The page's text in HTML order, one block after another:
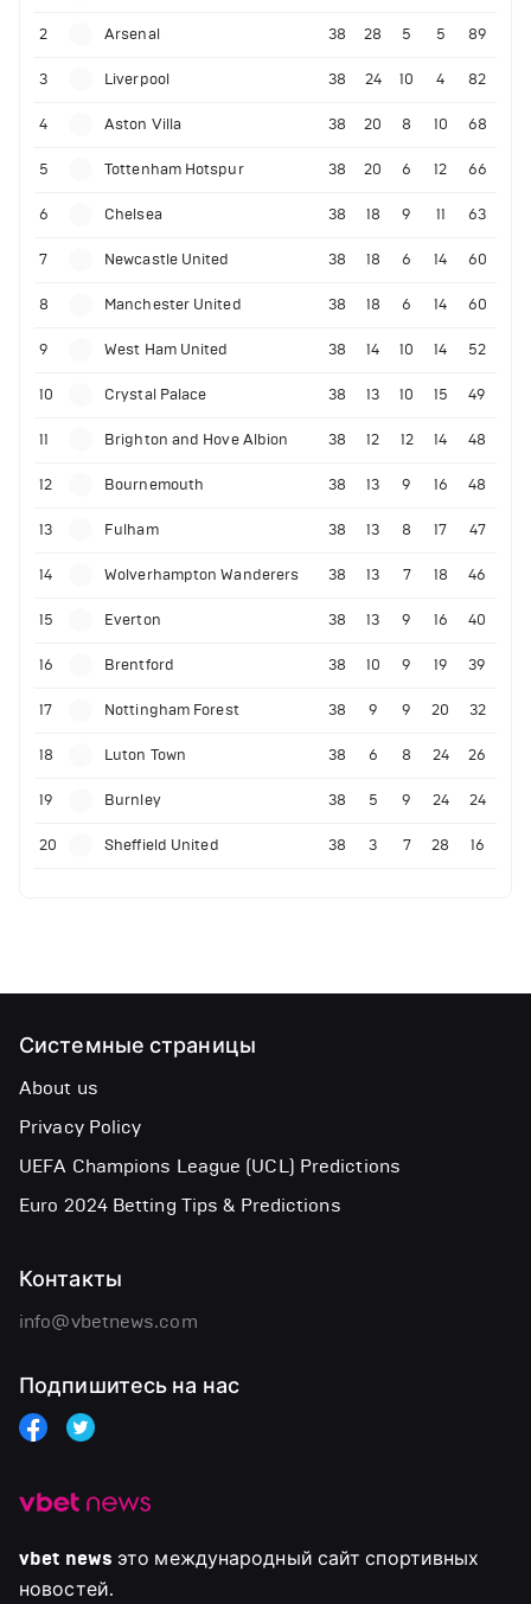
2 Arsenal 38 28 5 5 89
3 Liverpool 38 24 10 4 82
4 Aston Villa 38 20 8 10 68
5 Tottenham Hotspur 38 20 6 12 66
6 Chelsea 38 18 9 11 63
7 Newcastle United 38 18 6 14 60
8 Manchester United 38 18 6 14 60
9 West Ham United 38 14 10 14 52
10 Crystal Palace 38 13 10 15 49
11 Brighton and Hove Albion 38 12 12 14 48
12 Bournemouth 38 13 9 16 48
13 Fulham 38 13 8 17 47
14 Wolverhampton Wanderers 38 13 7 18 46
15 Everton 38 13 9 16 40
16 Brentford 38 10 9 19 39
17 Nottingham Forest 38 9 9 20 32
18 Luton Town 38 6 8 24 26
19 Burnley 38 5 9 24 24
20 Sheffield United 38 3 7 28 16
vbet news это международный сайт спортивных
новостей.
Системные страницы
About us
Privacy Policy
UEFA Champions League (UCL) Predictions
Euro 2024 Betting Tips & Predictions
Контакты
info@vbetnews.com
Подпишитесь на нас